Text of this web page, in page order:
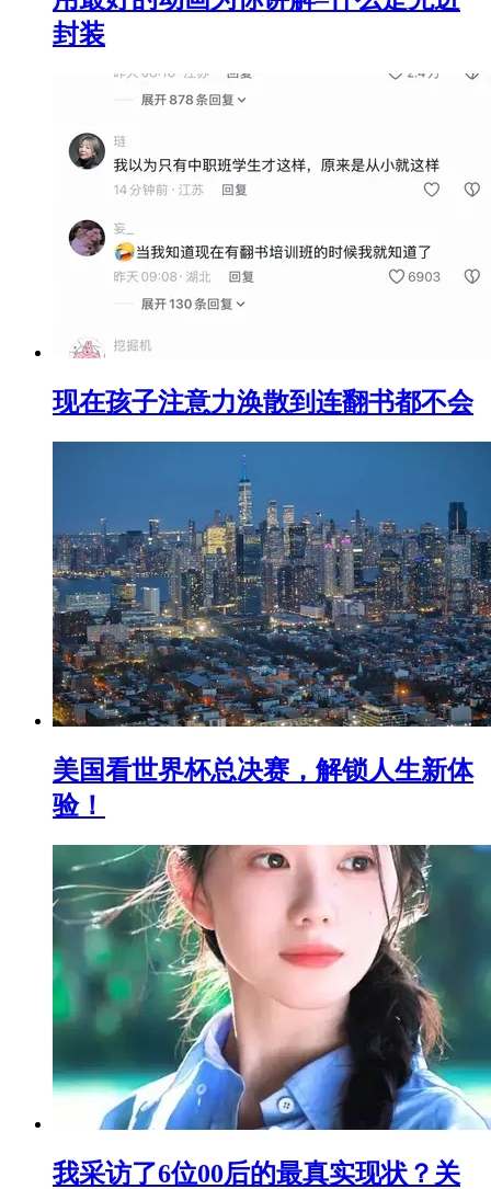
封装
现在孩子注意力涣散到连翻书都不会
美国看世界杯总决赛，解锁人生新体
验！
我采访了6位00后的最真实现状？关